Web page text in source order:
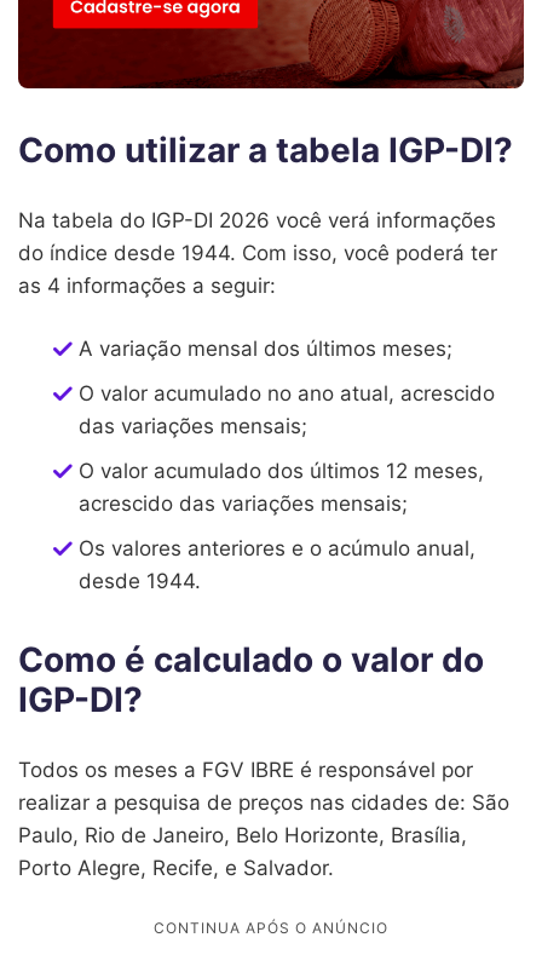
Como utilizar a tabela IGP-DI?
Na tabela do IGP-DI 2026 você verá informações
do índice desde 1944. Com isso, você poderá ter
as 4 informações a seguir:
A variação mensal dos últimos meses;
O valor acumulado no ano atual, acrescido
das variações mensais;
O valor acumulado dos últimos 12 meses,
acrescido das variações mensais;
Os valores anteriores e o acúmulo anual,
desde 1944.
Como é calculado o valor do
IGP-DI?
Todos os meses a FGV IBRE é responsável por
realizar a pesquisa de preços nas cidades de: São
Paulo, Rio de Janeiro, Belo Horizonte, Brasília,
Porto Alegre, Recife, e Salvador.